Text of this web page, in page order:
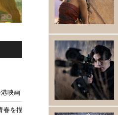
映画『僕の一年、君の一日』9月公
を描く『進行曲 マーチングボーイズ